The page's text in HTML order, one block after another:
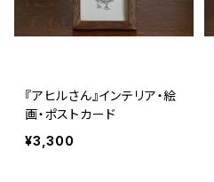
『アヒルさん』インテリア・絵
画・ポストカード
¥3,300